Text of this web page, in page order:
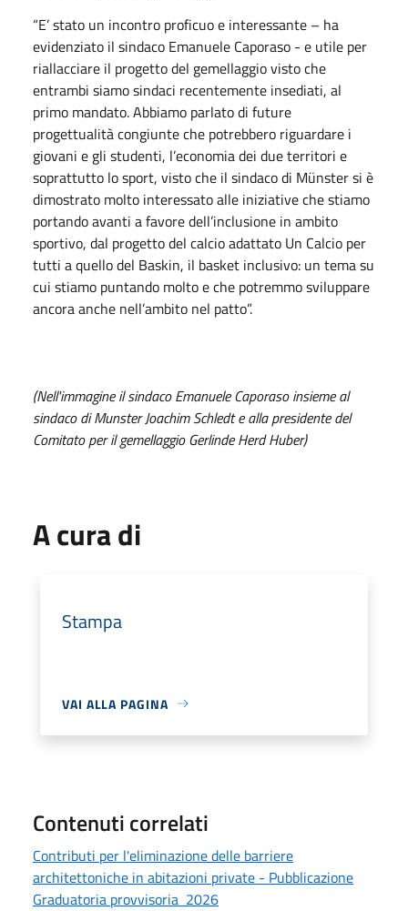
“E’ stato un incontro proficuo e interessante – ha
evidenziato il sindaco Emanuele Caporaso - e utile per
riallacciare il progetto del gemellaggio visto che
entrambi siamo sindaci recentemente insediati, al
primo mandato. Abbiamo parlato di future
progettualità congiunte che potrebbero riguardare i
giovani e gli studenti, l’economia dei due territori e
soprattutto lo sport, visto che il sindaco di Münster si è
dimostrato molto interessato alle iniziative che stiamo
portando avanti a favore dell’inclusione in ambito
sportivo, dal progetto del calcio adattato Un Calcio per
tutti a quello del Baskin, il basket inclusivo: un tema su
cui stiamo puntando molto e che potremmo sviluppare
ancora anche nell’ambito nel patto”.
(Nell'immagine il sindaco Emanuele Caporaso insieme al
sindaco di Munster Joachim Schledte alla presidente del
Comitato per il gemellaggio Gerlinde Herd Huber)
A cura di
Stampa
VAI ALLA PAGINA
Contenuti correlati
Contributi per l'eliminazione delle barriere
architettoniche in abitazioni private - Pubblicazione
Graduatoria provvisoria 2026